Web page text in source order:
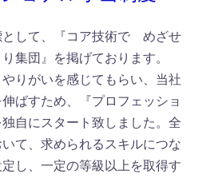
として、『コア技術で めざせ
集団』を掲げております。
りがいを感じてもらい、当社
ばすため、『プロフェッショ
自にスタート致しました。全
て、求められるスキルにつな
し、一定の等級以上を取得す